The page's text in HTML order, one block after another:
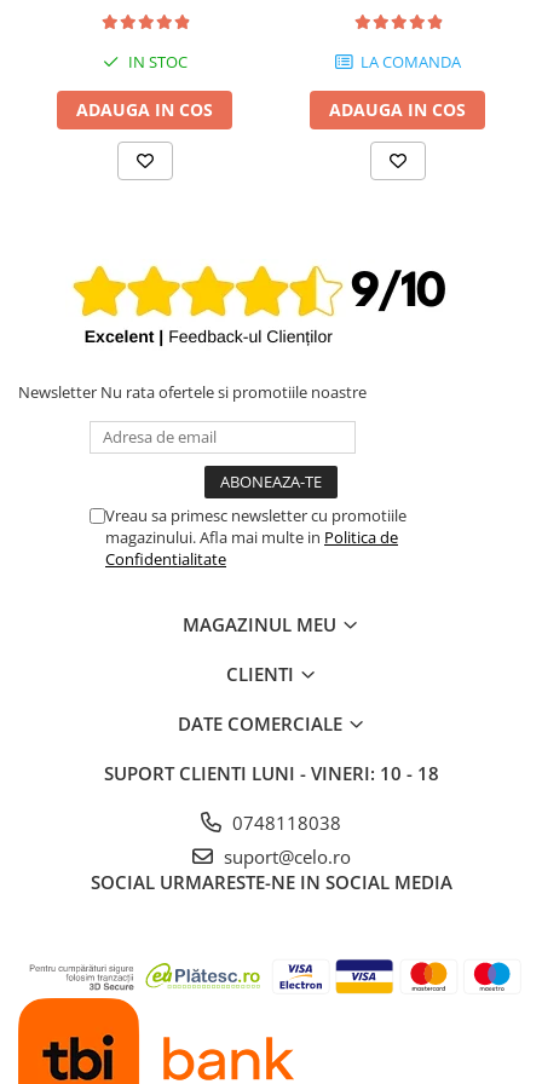
iPhone 13 Pro Max
iPhone 13 Pro
iPhone 13
iPhone 13 mini
iPhone 12 Pro Max
iPhone 12 mini
iPhone 11 Pro Max
iPhone 11
iPhone XS Max
iPhone XR
iPhone 6s Plus
Baterie iPhone
Display iPhone
Housing iPhone
iPhone 6s
IN STOC
ADAUGA IN COS
LA COMANDA
ADAUGA IN COS
Newsletter Nu rata ofertele si promotiile noastre
Vreau sa primesc newsletter cu promotiile
magazinului. Afla mai multe in Politica de
Confidentialitate
MAGAZINUL MEU
CLIENTI
DATE COMERCIALE
SUPORT CLIENTI LUNI - VINERI: 10 - 18
0748118038
suport@celo.ro
SOCIAL URMARESTE-NE IN SOCIAL MEDIA